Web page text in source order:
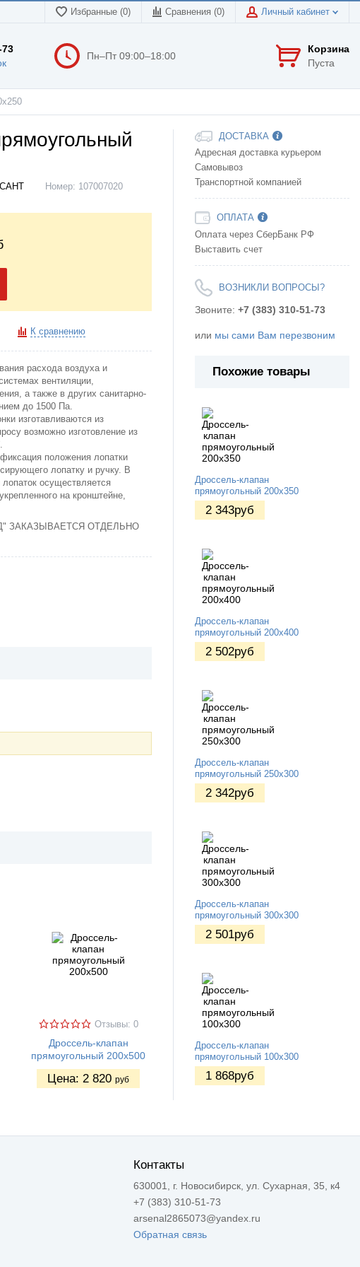
Избранные (0) Сравнения (0) Личный кабинет
73
Пн–Пт 09:00–18:00
Корзина
Пуста
Номер: 107007020
К сравнению
расхода воздуха и
вентиляции,
а также в других санитарно-
до 1500 Па.
изготавливаются из
возможно изготовление из
положения лопатки
лопатку и ручку. В
осуществляется
на кронштейне,
ЗАКАЗЫВАЕТСЯ ОТДЕЛЬНО
Отзывы: 0
Дроссель-клапан
прямоугольный 200х500
Цена: 2 820 руб
ДОСТАВКА
Адресная доставка курьером
Самовывоз
Транспортной компанией
ОПЛАТА
Оплата через СберБанк РФ
Выставить счет
ВОЗНИКЛИ ВОПРОСЫ?
Звоните: +7 (383) 310-51-73
или мы сами Вам перезвоним
Похожие товары
Дроссель-клапан
прямоугольный 200х350
2 343руб
Дроссель-клапан
прямоугольный 200х400
2 502руб
Дроссель-клапан
прямоугольный 250х300
2 342руб
Дроссель-клапан
прямоугольный 300х300
2 501руб
Дроссель-клапан
прямоугольный 100х300
1 868руб
Контакты
630001, г. Новосибирск, ул. Сухарная, 35, к4
+7 (383) 310-51-73
arsenal2865073@yandex.ru
Обратная связь